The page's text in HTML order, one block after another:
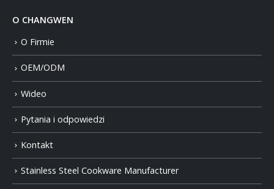
O CHANGWEN
O Firmie
OEM/ODM
Wideo
Pytania i odpowiedzi
Kontakt
Stainless Steel Cookware Manufacturer